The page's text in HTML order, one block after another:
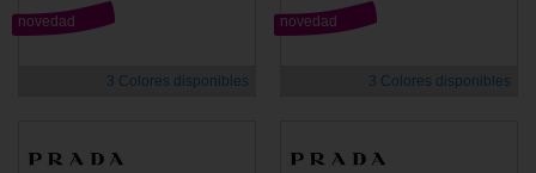
novedad
3 Colores disponibles
novedad
3 Colores disponibles